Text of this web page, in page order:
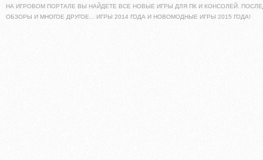
НА ИГРОВОМ ПОРТАЛЕ ВЫ НАЙДЕТЕ ВСЕ НОВЫЕ ИГРЫ ДЛЯ ПК И КОНСОЛЕЙ.
ОБЗОРЫ И МНОГОЕ ДРУГОЕ... ИГРЫ 2014 ГОДА И НОВОМОДНЫЕ ИГРЫ 2015 ГОДА!